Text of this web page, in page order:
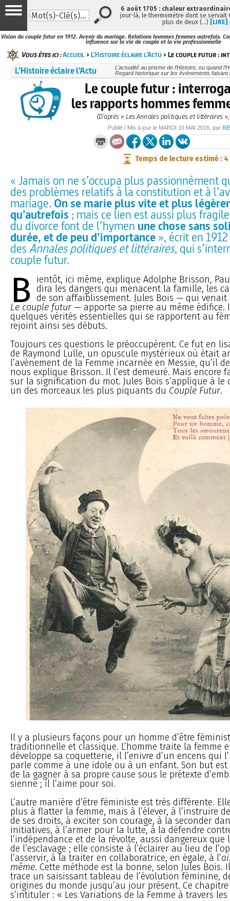
Vision du couple futur en 1912. Avenir du mariage. Relations hommes femmes autrefois.
influence sur la vie de couple et la vie professionnelle
Vous êtes ici :Accueil >L’Histoire éclaire l’Actu > Le couple futur :
L’Histoire éclaire l’Actu
L’actualité au prisme de l’Histoire, ou quand
Regard historique sur les événements faisant
Le couple futur :
les rapports hommes
(D’après « Les Annales politiques et littéraires »,
Publié / Mis à jour le MARDI 10 MAI 2016 , par
Temps de lecture estimé : 4
« Jamais on ne s’occupa plus passionnément
des problèmes relatifs à la constitution et à
mariage. On se marie plus vite et plus
qu’autrefois ; mais ce lien est aussi plus
du divorce font de l’hymen une chose sans
durée, et de peu d’importance», écrit en
desAnnales politiques et littéraires, qui
couple futur.
B
ientôt, ici même, explique Adolphe Brisson,
dira les dangers qui menacent la famille, les
de son affaiblissement. Jules Bois — qui
Le couple futur — apporte sa pierre au même édifice.
quelques vérités essentielles qui se rapportent au
rejoint ainsi ses débuts.
Toujours ces questions le préoccupèrent. Ce fut en
de Raymond Lulle, un opuscule mystérieux où était
l’avènement de la Femme incarnée en Messie, qu’il
nous explique Brisson. Il l’est demeuré. Mais encore
sur la signification du mot. Jules Bois s’applique à le
un des morceaux les plus piquants du Couple Futur.
Il y a plusieurs façons pour un homme d’être
traditionnelle et classique. L’homme traite la femme
développe sa coquetterie, il l’enivre d’un encens qui
parle comme à une idole ou à un enfant. Son but
de la gagner à sa propre cause sous le prétexte
sienne ; il l’aime pour soi.
L’autre manière d’être féministe est très différente.
plus à flatter la femme, mais à l’élever, à l’instruire
de ses droits, à exciter son courage, à la seconder
initiatives, à l’armer pour la lutte, à la défendre
l’indépendance et de la révolte, aussi dangereux que
de l’esclavage ; elle consiste à l’éclairer au lieu de
l’asservir, à la traiter en collaboratrice, en égale, à l’
même. Cette méthode est la bonne, selon Jules Bois.
trace un saisissant tableau de l’évolution féminine,
origines du monde jusqu’au jour présent. Ce
s’intituler : « Les Variations de la Femme à travers les
6 août 1705 : chaleur
jour-là, le thermomètre dont se servait
plus de deux (…) [LIRE]